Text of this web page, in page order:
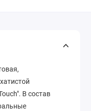
В состав